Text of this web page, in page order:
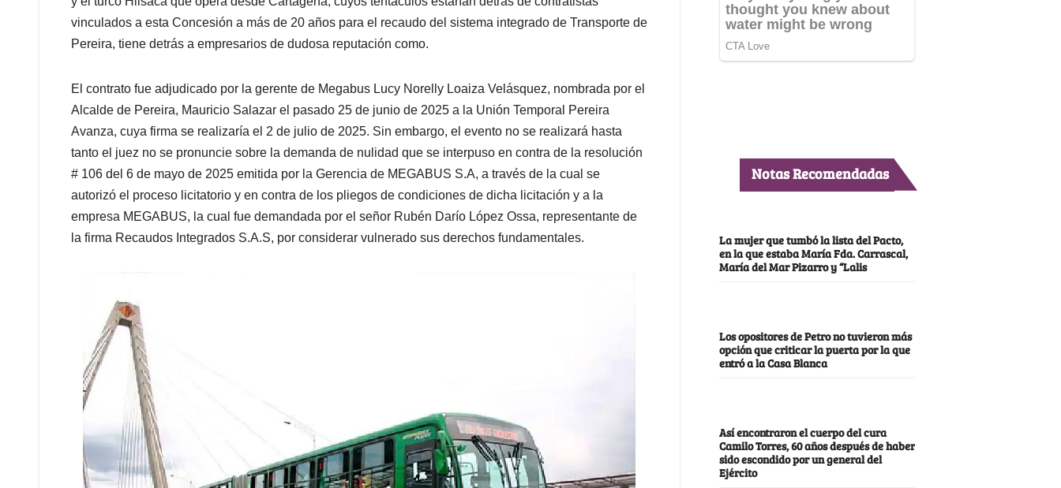
vinculados a esta Concesión a más de 20 años para el recaudo del sistema integrado de Transporte de
Pereira, tiene detrás a empresarios de dudosa reputación como.
El contrato fue adjudicado por la gerente de Megabus Lucy Norelly Loaiza Velásquez, nombrada por el
Alcalde de Pereira, Mauricio Salazar el pasado 25 de junio de 2025 a la Unión Temporal Pereira
Avanza, cuya firma se realizaría el 2 de julio de 2025. Sin embargo, el evento no se realizará hasta
tanto el juez no se pronuncie sobre la demanda de nulidad que se interpuso en contra de la resolución
# 106 del 6 de mayo de 2025 emitida por la Gerencia de MEGABUS S.A, a través de la cual se
autorizó el proceso licitatorio y en contra de los pliegos de condiciones de dicha licitación y a la
empresa MEGABUS, la cual fue demandada por el señor Rubén Darío López Ossa, representante de
la firma Recaudos Integrados S.A.S, por considerar vulnerado sus derechos fundamentales.
Notas Recomendadas
La mujer que tumbó la lista del Pacto,
en la que estaba María Fda. Carrascal,
María del Mar Pizarro y “Lalis
Los opositores de Petro no tuvieron más
opción que criticar la puerta por la que
entró a la Casa Blanca
Así encontraron el cuerpo del cura
Camilo Torres, 60 años después de haber
sido escondido por un general del
Ejército